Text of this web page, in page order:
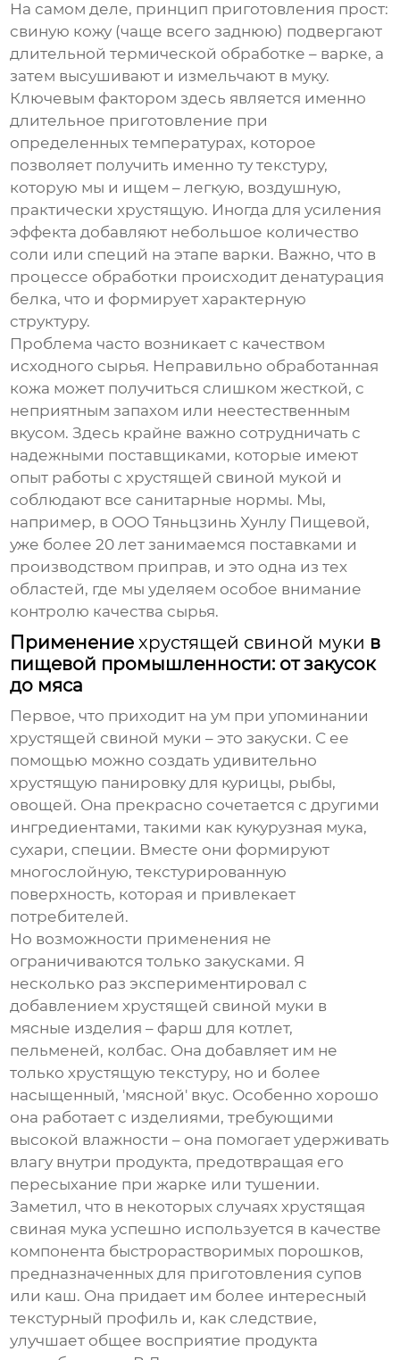
На самом деле, принцип приготовления прост:
свиную кожу (чаще всего заднюю) подвергают
длительной термической обработке – варке, а
затем высушивают и измельчают в муку.
Ключевым фактором здесь является именно
длительное приготовление при
определенных температурах, которое
позволяет получить именно ту текстуру,
которую мы и ищем – легкую, воздушную,
практически хрустящую. Иногда для усиления
эффекта добавляют небольшое количество
соли или специй на этапе варки. Важно, что в
процессе обработки происходит денатурация
белка, что и формирует характерную
структуру.
Проблема часто возникает с качеством
исходного сырья. Неправильно обработанная
кожа может получиться слишком жесткой, с
неприятным запахом или неестественным
вкусом. Здесь крайне важно сотрудничать с
надежными поставщиками, которые имеют
опыт работы схрустящей свиной мукой и
соблюдают все санитарные нормы. Мы,
например, в ООО Тяньцзинь Хунлу Пищевой,
уже более 20 лет занимаемся поставками и
производством приправ, и это одна из тех
областей, где мы уделяем особое внимание
контролю качества сырья.
Применениехрустящей свиной муки в
пищевой промышленности: от закусок
до мяса
Первое, что приходит на ум при упоминании
хрустящей свиной муки – это закуски. С ее
помощью можно создать удивительно
хрустящую панировку для курицы, рыбы,
овощей. Она прекрасно сочетается с другими
ингредиентами, такими как кукурузная мука,
сухари, специи. Вместе они формируют
многослойную, текстурированную
поверхность, которая и привлекает
потребителей.
Но возможности применения не
ограничиваются только закусками. Я
несколько раз экспериментировал с
добавлениемхрустящей свиной муки в
мясные изделия – фарш для котлет,
пельменей, колбас. Она добавляет им не
только хрустящую текстуру, но и более
насыщенный, 'мясной' вкус. Особенно хорошо
она работает с изделиями, требующими
высокой влажности – она помогает удерживать
влагу внутри продукта, предотвращая его
пересыхание при жарке или тушении.
Заметил, что в некоторых случаяххрустящая
свиная мука успешно используется в качестве
компонента быстрорастворимых порошков,
предназначенных для приготовления супов
или каш. Она придает им более интересный
текстурный профиль и, как следствие,
улучшает общее восприятие продукта